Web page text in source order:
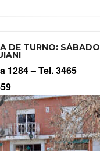
DE TURNO: SÁBADO
1284 –Tel. 3465